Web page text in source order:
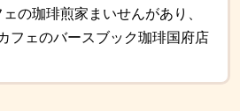
の珈琲煎家まいせんがあり、
フェのバースブック珈琲国府店